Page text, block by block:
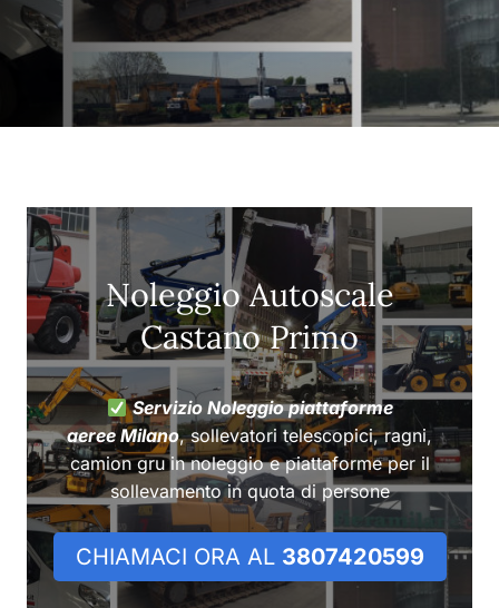
Noleggio Autoscale
Castano Primo
Servizio Noleggio piattaforme
aeree Milano, sollevatori telescopici, ragni,
camion gru in noleggio e piattaforme per il
sollevamento in quota di persone
CHIAMACI ORA AL 3807420599